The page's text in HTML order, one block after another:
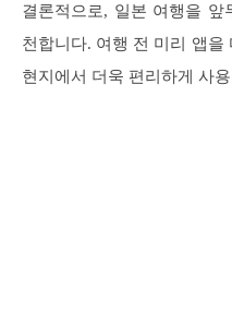
결론적으로, 일본 여행을
천합니다. 여행 전 미리 앱을
현지에서 더욱 편리하게 사